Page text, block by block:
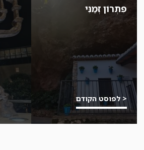
פִּתְרוֹן זְמַנִּי
< לפוסט הקודם